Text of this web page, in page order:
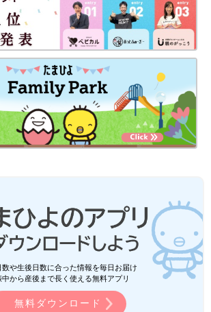
数や生後日数に合った情報を毎日お届け
中から産後まで長く使える無料アプリ
無料ダウンロード